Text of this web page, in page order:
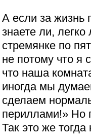
А если за жизнь
знаете ли,
стремянке по
не потому что я
что наша
иногда мы
сделаем
периллами!» Но
Так это же